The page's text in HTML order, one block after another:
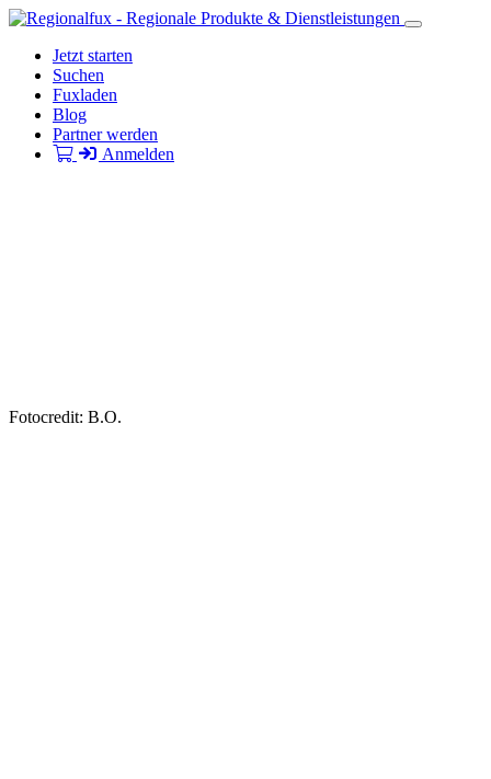
Jetzt starten
Suchen
Fuxladen
Blog
Partner werden
Anmelden
Fotocredit: B.O.